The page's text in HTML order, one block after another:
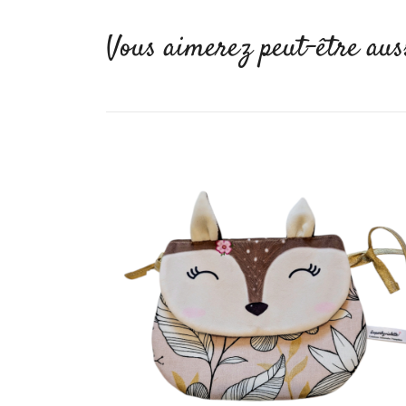
Vous aimerez peut-être